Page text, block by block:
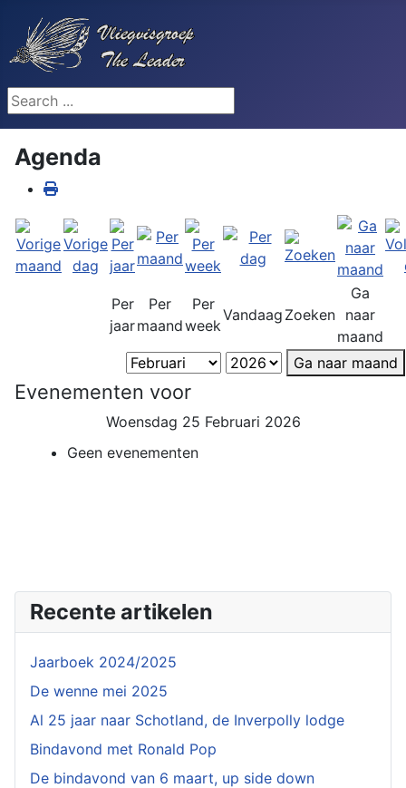
Search ...
Agenda
Per
jaar
Per
maand
Per
week
Vandaag Zoeken
Ga
naar
maand
Ga naar maand
Evenementen voor
Woensdag 25 Februari 2026
Geen evenementen
Recente artikelen
Jaarboek 2024/2025
De wenne mei 2025
Al 25 jaar naar Schotland, de Inverpolly lodge
Bindavond met Ronald Pop
De bindavond van 6 maart, up side down